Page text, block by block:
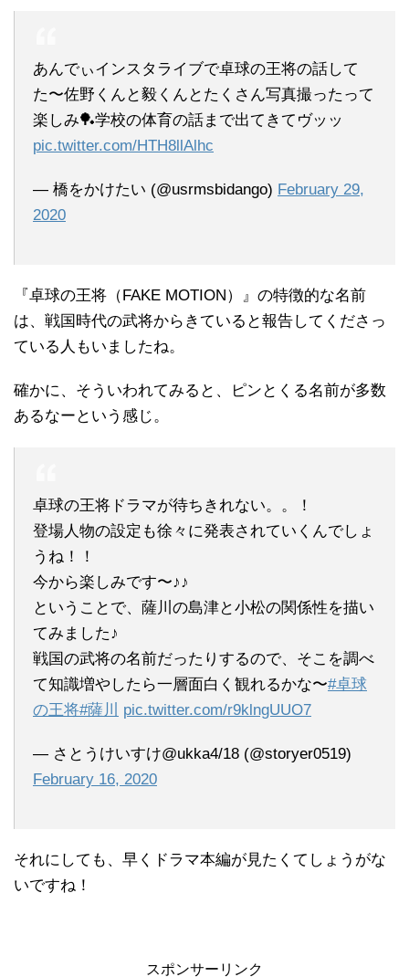
あんでぃインスタライブで卓球の王将の話して
た〜佐野くんと毅くんとたくさん写真撮ったって
楽しみ🏓学校の体育の話まで出てきてヴッッ
pic.twitter.com/HTH8llAlhc
— 橋をかけたい (@usrmsbidango) February 29,
2020
『卓球の王将（FAKE MOTION）』の特徴的な名前
は、戦国時代の武将からきていると報告してくださっ
ている人もいましたね。
確かに、そういわれてみると、ピンとくる名前が多数
あるなーという感じ。
卓球の王将ドラマが待ちきれない。。！
登場人物の設定も徐々に発表されていくんでしょ
うね！！
今から楽しみです〜♪♪
ということで、薩川の島津と小松の関係性を描い
てみました♪
戦国の武将の名前だったりするので、そこを調べ
て知識増やしたら一層面白く観れるかな〜#卓球
の王将#薩川 pic.twitter.com/r9klngUUO7
— さとうけいすけ@ukka4/18 (@storyer0519)
February 16, 2020
それにしても、早くドラマ本編が見たくてしょうがな
いですね！
スポンサーリンク